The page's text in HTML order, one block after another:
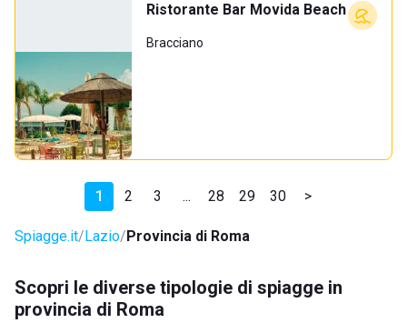
Ristorante Bar Movida Beach
Bracciano
1 2 3 ... 28 29 30 >
Spiagge.it Lazio Provincia di Roma
Scopri le diverse tipologie di spiagge in
provincia di Roma